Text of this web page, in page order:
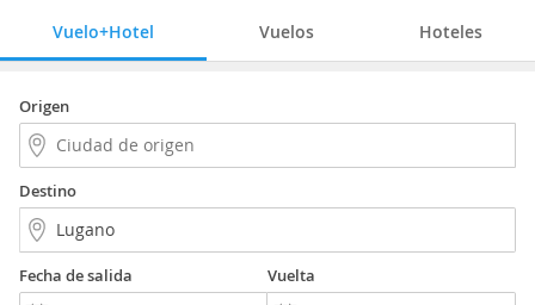
Vuelo+Hotel Vuelos Hoteles
Origen
Destino
Fecha de salida Vuelta